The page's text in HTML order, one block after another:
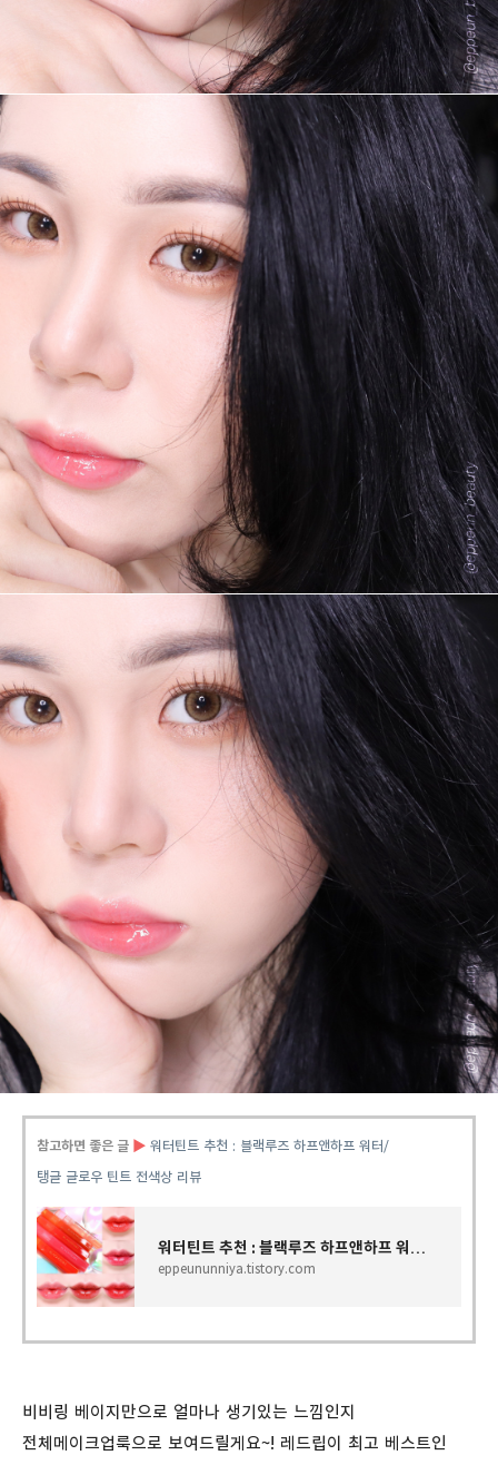
참고하면 좋은 글 ▶ 워터틴트 추천 : 블랙루즈 하프앤하프 워터/
탱글 글로우 틴트 전색상 리뷰
워터틴트 추천 : 블랙루즈 하프앤하프 워터/탱글 글로우 틴트 전색상 리뷰
eppeununniya.tistory.com
비비링 베이지만으로 얼마나 생기있는 느낌인지
전체메이크업룩으로 보여드릴게요~! 레드립이 최고 베스트인